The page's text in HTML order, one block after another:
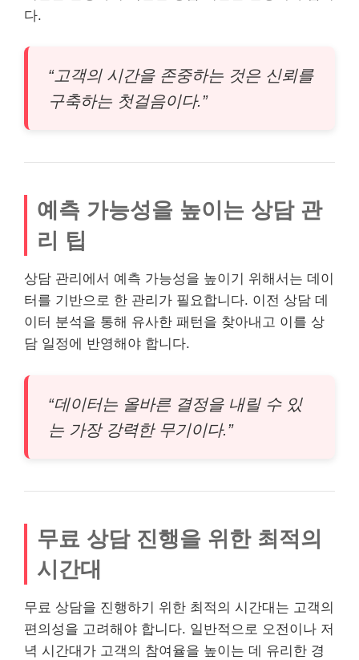
다.
“고객의 시간을 존중하는 것은 신뢰를
구축하는 첫걸음이다.”
예측 가능성을 높이는 상담 관
리 팁
상담 관리에서 예측 가능성을 높이기 위해서는 데이
터를 기반으로 한 관리가 필요합니다. 이전 상담 데
이터 분석을 통해 유사한 패턴을 찾아내고 이를 상
담 일정에 반영해야 합니다.
“데이터는 올바른 결정을 내릴 수 있
는 가장 강력한 무기이다.”
무료 상담 진행을 위한 최적의
시간대
무료 상담을 진행하기 위한 최적의 시간대는 고객의
편의성을 고려해야 합니다. 일반적으로 오전이나 저
녁 시간대가 고객의 참여율을 높이는 데 유리한 경